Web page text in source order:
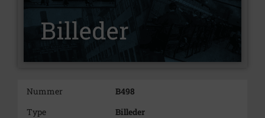
Nummer
B498
Type
Billeder